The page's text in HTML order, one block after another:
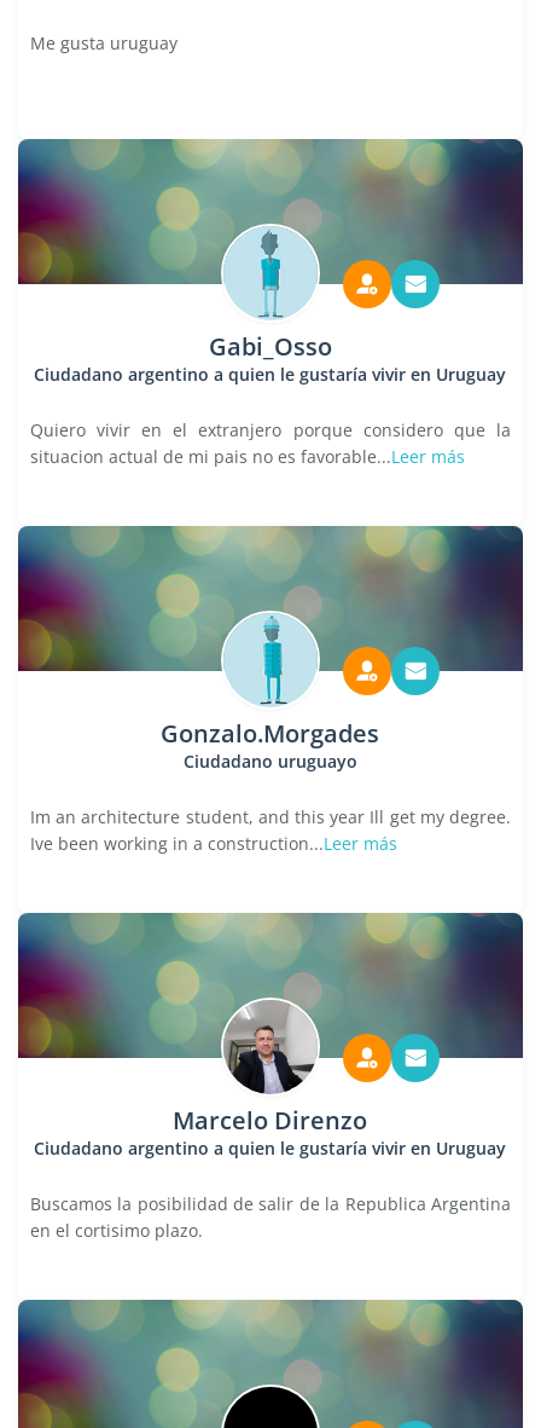
Me gusta uruguay
Gabi_Osso
Ciudadano argentino a quien le gustaría vivir en Uruguay
Quiero vivir en el extranjero porque considero que la
situacion actual de mi pais no es favorable...Leer más
Gonzalo.Morgades
Ciudadano uruguayo
Im an architecture student, and this year Ill get my degree.
Ive been working in a construction...Leer más
Marcelo Direnzo
Ciudadano argentino a quien le gustaría vivir en Uruguay
Buscamos la posibilidad de salir de la Republica Argentina
en el cortisimo plazo.